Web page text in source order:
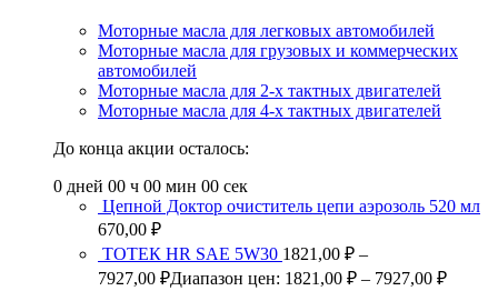
Моторные масла для легковых автомобилей
Моторные масла для грузовых и коммерческих
автомобилей
Моторные масла для 2-х тактных двигателей
Моторные масла для 4-х тактных двигателей
До конца акции осталось:
0 дней 00 ч 00 мин 00 сек
Цепной Доктор очиститель цепи аэрозоль 520 мл
670,00 ₽
ТОТЕК HR SAE 5W30 1821,00 ₽ –
7927,00 ₽Диапазон цен: 1821,00 ₽ – 7927,00 ₽